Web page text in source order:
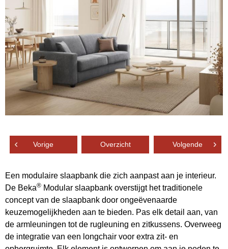
Vorige Overzicht Volgende
Een modulaire slaapbank die zich aanpast aan je interieur.
De Beka® Modular slaapbank overstijgt het traditionele
concept van de slaapbank door ongeëvenaarde
keuzemogelijkheden aan te bieden. Pas elk detail aan, van
de armleuningen tot de rugleuning en zitkussens. Overweeg
de integratie van een longchair voor extra zit- en